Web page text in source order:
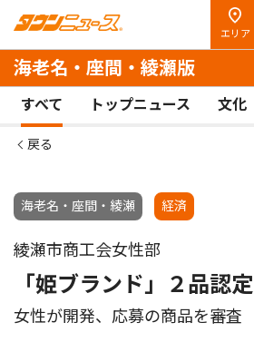
エリア
海老名・座間・綾瀬版
すべて トップニュース 文化
戻る
海老名・座間・綾瀬 経済
綾瀬市商工会女性部
「姫ブランド」２品認定
女性が開発、応募の商品を審査